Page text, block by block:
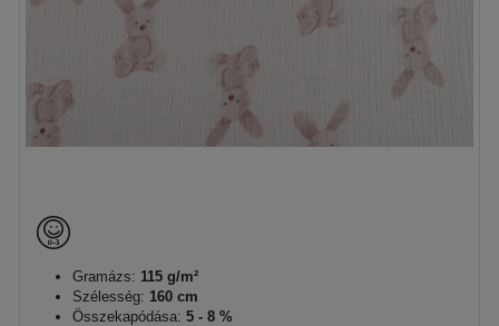
Gramázs: 115 g/m²
Szélesség: 160 cm
Összekapódása: 5 - 8 %